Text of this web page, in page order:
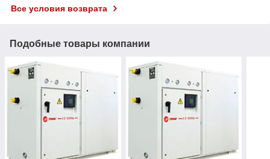
Все условия возврата
Подобные товары компании